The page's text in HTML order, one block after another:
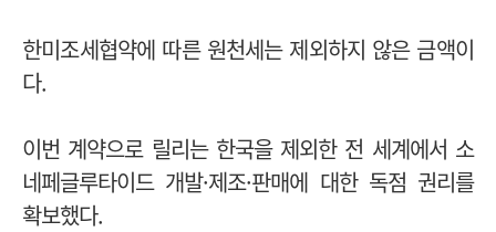
한미조세협약에 따른 원천세는 제외하지 않은 금액이
다.
이번 계약으로 릴리는 한국을 제외한 전 세계에서 소
네페글루타이드 개발·제조·판매에 대한 독점 권리를
확보했다.